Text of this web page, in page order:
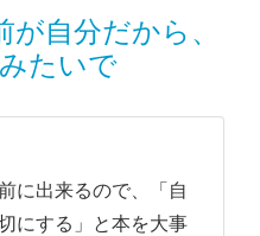
が自分だから、
たいで
に出来るので、「自
にする」と本を大事